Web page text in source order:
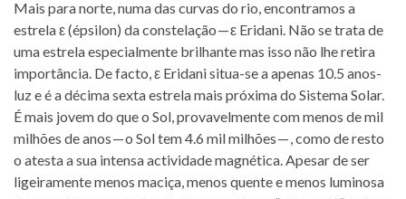
Mais para norte, numa das curvas do rio, encontramos a
estrela ε (épsilon) da constelação — ε Eridani. Não se trata de
uma estrela especialmente brilhante mas isso não lhe retira
importância. De facto, ε Eridani situa-se a apenas 10.5 anos-
luz e é a décima sexta estrela mais próxima do Sistema Solar.
É mais jovem do que o Sol, provavelmente com menos de mil
milhões de anos — o Sol tem 4.6 mil milhões — , como de resto
o atesta a sua intensa actividade magnética. Apesar de ser
ligeiramente menos maciça, menos quente e menos luminosa